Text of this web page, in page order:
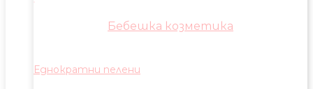
Бебешка козметика
Еднократни пелени